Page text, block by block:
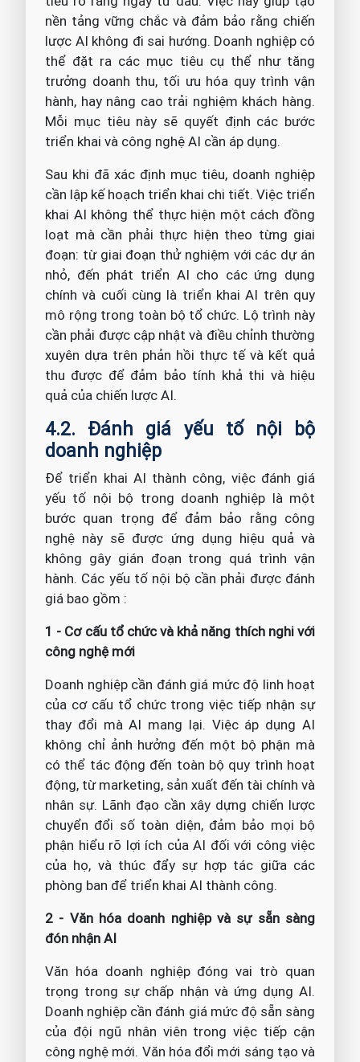
nền tảng vững chắc và đảm bảo rằng chiến
lược AI không đi sai hướng. Doanh nghiệp có
thể đặt ra các mục tiêu cụ thể như tăng
trưởng doanh thu, tối ưu hóa quy trình vận
hành, hay nâng cao trải nghiệm khách hàng.
Mỗi mục tiêu này sẽ quyết định các bước
triển khai và công nghệ AI cần áp dụng.
Sau khi đã xác định mục tiêu, doanh nghiệp
cần lập kế hoạch triển khai chi tiết. Việc triển
khai AI không thể thực hiện một cách đồng
loạt mà cần phải thực hiện theo từng giai
đoạn: từ giai đoạn thử nghiệm với các dự án
nhỏ, đến phát triển AI cho các ứng dụng
chính và cuối cùng là triển khai AI trên quy
mô rộng trong toàn bộ tổ chức. Lộ trình này
cần phải được cập nhật và điều chỉnh thường
xuyên dựa trên phản hồi thực tế và kết quả
thu được để đảm bảo tính khả thi và hiệu
quả của chiến lược AI.
4.2. Đánh giá yếu tố nội bộ
doanh nghiệp
Để triển khai AI thành công, việc đánh giá
yếu tố nội bộ trong doanh nghiệp là một
bước quan trọng để đảm bảo rằng công
nghệ này sẽ được ứng dụng hiệu quả và
không gây gián đoạn trong quá trình vận
hành. Các yếu tố nội bộ cần phải được đánh
giá bao gồm :
1 - Cơ cấu tổ chức và khả năng thích nghi với
công nghệ mới
Doanh nghiệp cần đánh giá mức độ linh hoạt
của cơ cấu tổ chức trong việc tiếp nhận sự
thay đổi mà AI mang lại. Việc áp dụng AI
không chỉ ảnh hưởng đến một bộ phận mà
có thể tác động đến toàn bộ quy trình hoạt
động, từ marketing, sản xuất đến tài chính và
nhân sự. Lãnh đạo cần xây dựng chiến lược
chuyển đổi số toàn diện, đảm bảo mọi bộ
phận hiểu rõ lợi ích của AI đối với công việc
của họ, và thúc đẩy sự hợp tác giữa các
phòng ban để triển khai AI thành công.
2 - Văn hóa doanh nghiệp và sự sẵn sàng
đón nhận AI
Văn hóa doanh nghiệp đóng vai trò quan
trọng trong sự chấp nhận và ứng dụng AI.
Doanh nghiệp cần đánh giá mức độ sẵn sàng
của đội ngũ nhân viên trong việc tiếp cận
công nghệ mới. Văn hóa đổi mới sáng tạo và